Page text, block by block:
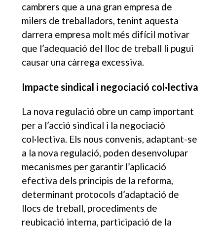
cambrers que a una gran empresa de
milers de treballadors, tenint aquesta
darrera empresa molt més difícil motivar
que l’adequació del lloc de treball li pugui
causar una càrrega excessiva.
Impacte sindical i negociació col·lectiva
La nova regulació obre un camp important
per a l’acció sindical i la negociació
col·lectiva. Els nous convenis, adaptant-se
a la nova regulació, poden desenvolupar
mecanismes per garantir l’aplicació
efectiva dels principis de la reforma,
determinant protocols d’adaptació de
llocs de treball, procediments de
reubicació interna, participació de la